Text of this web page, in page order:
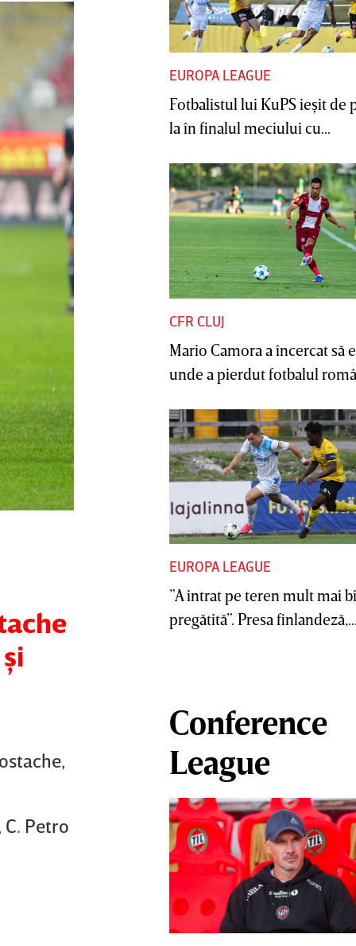
Petro
EUROPA LEAGUE
Fotbalistul lui KuPS ieşit de
la în finalul meciului cu...
CFR CLUJ
Mario Camora a încercat să
unde a pierdut fotbalul
EUROPA LEAGUE
”A intrat pe teren mult mai
pregătită”. Presa
Conference
League